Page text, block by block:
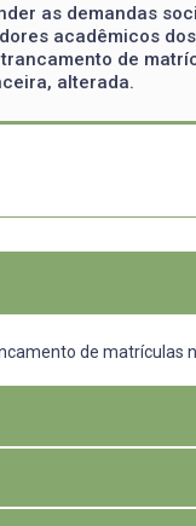
as demandas
acadêmicos
de
alterada.
de matrículas
a formação de